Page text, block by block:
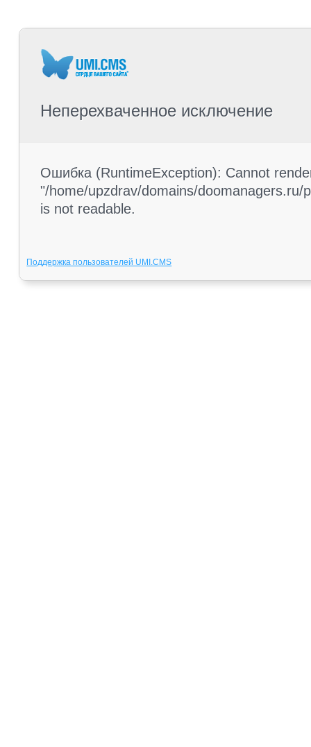
Неперехваченное исключение
Ошибка (RuntimeException): Cannot
"/home/upzdrav/domains/
is not readable.
Поддержка пользователей UMI.CMS